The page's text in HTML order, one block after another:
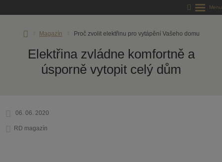
Magazín Proč zvolit elektřinu pro vytápění Vašeho domu
Elektřina zvládne komfortně a
úsporně vytopit celý dům
06. 06. 2020
RD magazín